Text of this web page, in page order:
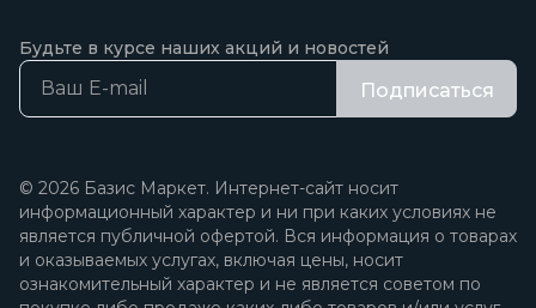
Будьте в курсе наших акций и новостей
Подписаться
© 2026 Базис Маркет. Интернет-сайт носит
информационный характер и ни при каких условиях не
является публичной офертой. Вся информация о товарах
и оказываемых услугах, включая цены, носит
ознакомительный характер и не является советом по